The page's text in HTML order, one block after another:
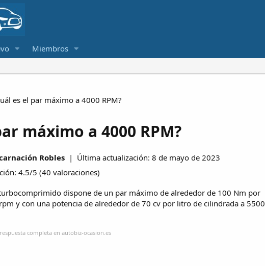
Miembros
es el par máximo a 4000 RPM?
máximo a 4000 RPM?
Robles | Última actualización: 8 de mayo de 2023
4.5/5 (40 valoraciones)
dispone de un par máximo de alrededor de 100 Nm por
y con una potencia de alrededor de 70 cv por litro de cilindrada a 5500
completa en autobiz-ocasion.es